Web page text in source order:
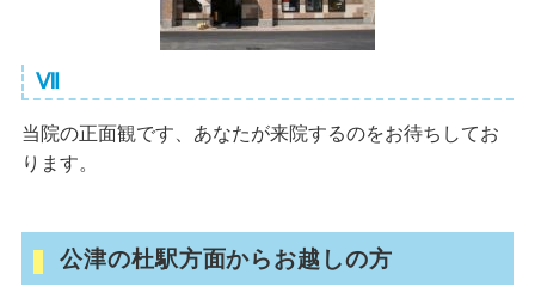
Ⅶ
当院の正面観です、あなたが来院するのをお待ちしてお
ります。
公津の杜駅方面からお越しの方